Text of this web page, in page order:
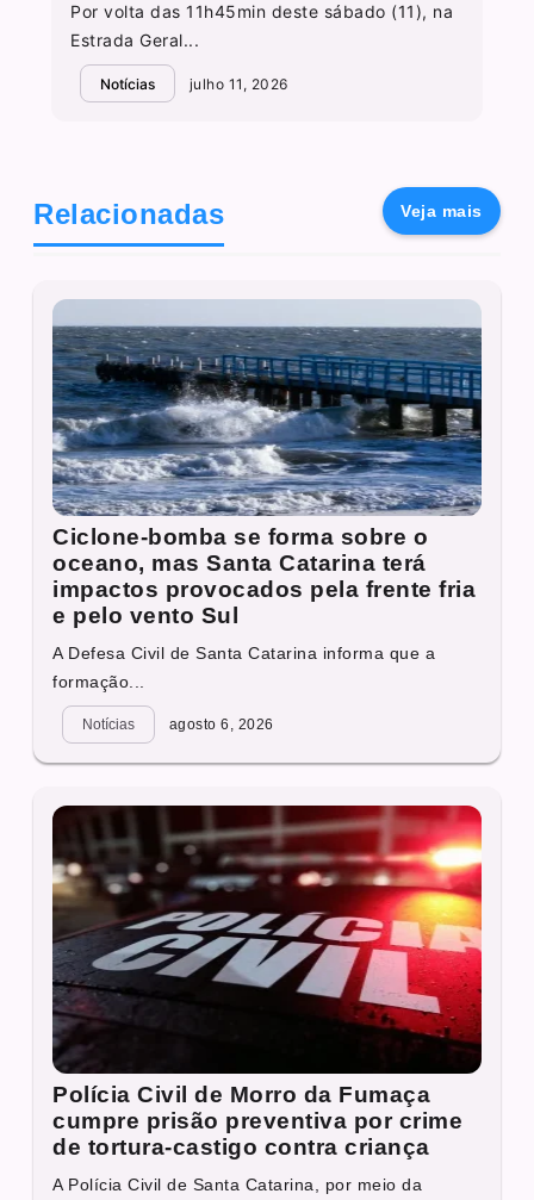
Por volta das 11h45min deste sábado (11), na
Estrada Geral...
Notícias julho 11, 2026
Relacionadas Veja mais
Ciclone-bomba se forma sobre o
oceano, mas Santa Catarina terá
impactos provocados pela frente fria
e pelo vento Sul
A Defesa Civil de Santa Catarina informa que a
formação...
Notícias agosto 6, 2026
Polícia Civil de Morro da Fumaça
cumpre prisão preventiva por crime
de tortura-castigo contra criança
A Polícia Civil de Santa Catarina, por meio da